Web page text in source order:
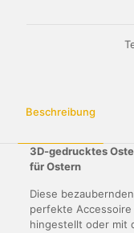
Beschreibung
3D-gedrucktes
für Ostern
Diese
perfekte
hingestellt oder mit